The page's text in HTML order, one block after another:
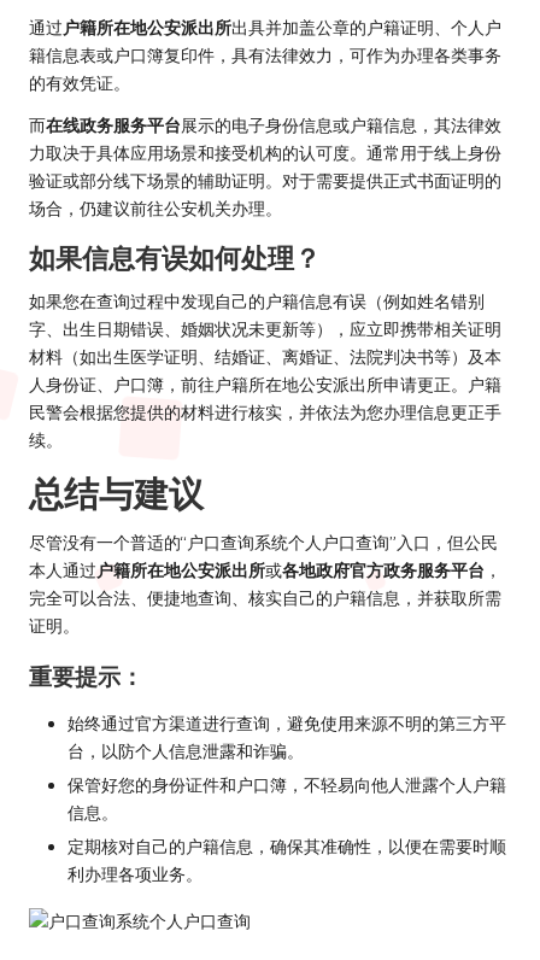
通过户籍所在地公安派出所出具并加盖公章的户籍证明、个人户
籍信息表或户口簿复印件，具有法律效力，可作为办理各类事务
的有效凭证。
而在线政务服务平台展示的电子身份信息或户籍信息，其法律效
力取决于具体应用场景和接受机构的认可度。通常用于线上身份
验证或部分线下场景的辅助证明。对于需要提供正式书面证明的
场合，仍建议前往公安机关办理。
如果信息有误如何处理？
如果您在查询过程中发现自己的户籍信息有误（例如姓名错别
字、出生日期错误、婚姻状况未更新等），应立即携带相关证明
材料（如出生医学证明、结婚证、离婚证、法院判决书等）及本
人身份证、户口簿，前往户籍所在地公安派出所申请更正。户籍
民警会根据您提供的材料进行核实，并依法为您办理信息更正手
续。
总结与建议
尽管没有一个普适的“户口查询系统个人户口查询”入口，但公民
本人通过户籍所在地公安派出所或各地政府官方政务服务平台 ，
完全可以合法、便捷地查询、核实自己的户籍信息，并获取所需
证明。
重要提示：
始终通过官方渠道进行查询，避免使用来源不明的第三方平
台，以防个人信息泄露和诈骗。
保管好您的身份证件和户口簿，不轻易向他人泄露个人户籍
信息。
定期核对自己的户籍信息，确保其准确性，以便在需要时顺
利办理各项业务。